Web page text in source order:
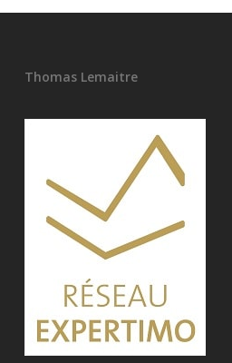
Thomas Lemaitre